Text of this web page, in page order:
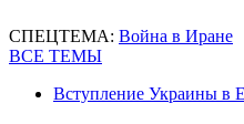
СПЕЦТЕМА: Война в Иране
ВСЕ ТЕМЫ
Вступление Украины в